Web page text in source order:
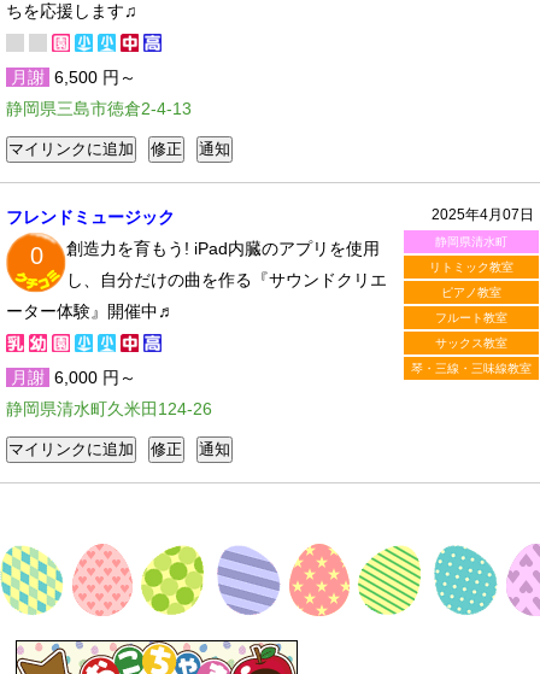
ちを応援します♫
月謝 6,500 円～
静岡県三島市徳倉2-4-13
2025年4月07日
静岡県清水町
リトミック教室
ピアノ教室
フルート教室
サックス教室
琴・三線・三味線教室
フレンドミュージック
0
創造力を育もう! iPad内臓のアプリを使用
し、自分だけの曲を作る『サウンドクリエ
ーター体験』開催中♬
月謝 6,000 円～
静岡県清水町久米田124-26